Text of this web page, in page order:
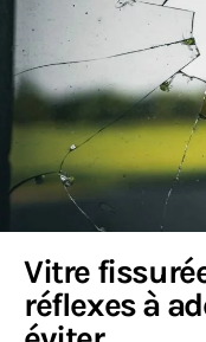
Vitre
réflexes à